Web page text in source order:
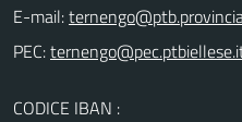
E-mail:
PEC:
CODICE IBAN :